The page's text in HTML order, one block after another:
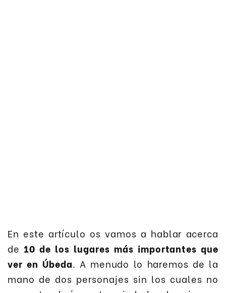
En este artículo os vamos a hablar acerca
de 10 de los lugares más importantes que
ver en Úbeda. A menudo lo haremos de la
mano de dos personajes sin los cuales no